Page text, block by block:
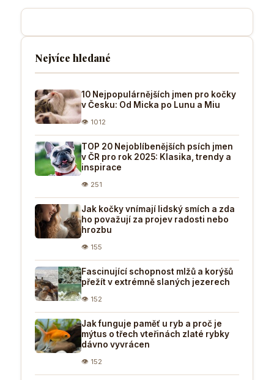
Nejvíce hledané
10 Nejpopulárnějších jmen pro kočky
v Česku: Od Micka po Lunu a Miu
👁 1012
TOP 20 Nejoblíbenějších psích jmen
v ČR pro rok 2025: Klasika, trendy a
inspirace
👁 251
Jak kočky vnímají lidský smích a zda
ho považují za projev radosti nebo
hrozbu
👁 155
Fascinující schopnost mlžů a korýšů
přežít v extrémně slaných jezerech
👁 152
Jak funguje paměť u ryb a proč je
mýtus o třech vteřinách zlaté rybky
dávno vyvrácen
👁 152